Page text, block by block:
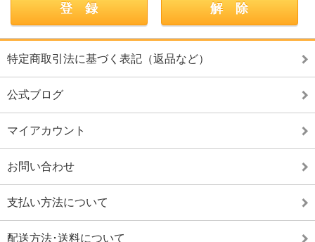
特定商取引法に基づく表記（返品など）
公式ブログ
マイアカウント
お問い合わせ
支払い方法について
配送方法･送料について